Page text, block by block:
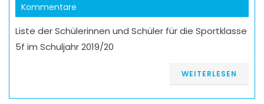
Kommentare
Liste der Schülerinnen und Schüler für die Sportklasse
5f im Schuljahr 2019/20
WEITERLESEN